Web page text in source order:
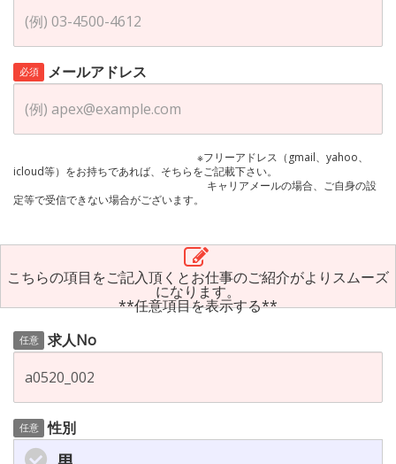
必須 メールアドレス
※フリーアドレス（gmail、yahoo、
icloud等）をお持ちであれば、そちらをご記載下さい。
キャリアメールの場合、ご自身の設
定等で受信できない場合がございます。
こちらの項目をご記入頂くとお仕事のご紹介がよりスムーズ
になります。
**任意項目を表示する**
任意 求人No
任意 性別